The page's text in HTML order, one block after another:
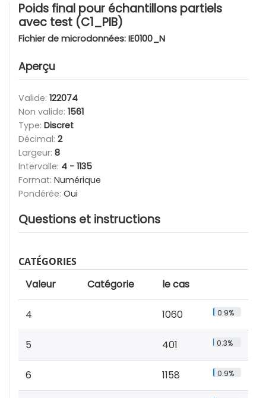
Poids final pour échantillons partiels
avec test (C1_PIB)
Fichier de microdonnées: IE0100_N
Aperçu
Valide: 122074
Non valide: 1561
Type: Discret
Décimal: 2
Largeur: 8
Intervalle: 4 - 1135
Format: Numérique
Pondérée: Oui
Questions et instructions
CATÉGORIES
Valeur Catégorie le cas
4 1060 0.9%
5 401 0.3%
6 1158 0.9%